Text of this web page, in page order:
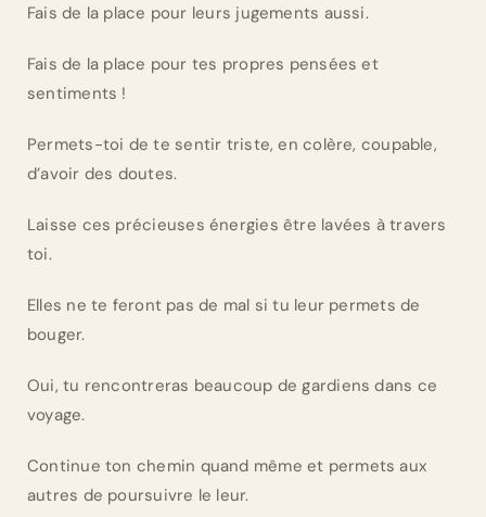
Fais de la place pour leurs jugements aussi.
Fais de la place pour tes propres pensées et
sentiments !
Permets-toi de te sentir triste, en colère, coupable,
d’avoir des doutes.
Laisse ces précieuses énergies être lavées à travers
toi.
Elles ne te feront pas de mal si tu leur permets de
bouger.
Oui, tu rencontreras beaucoup de gardiens dans ce
voyage.
Continue ton chemin quand même et permets aux
autres de poursuivre le leur.